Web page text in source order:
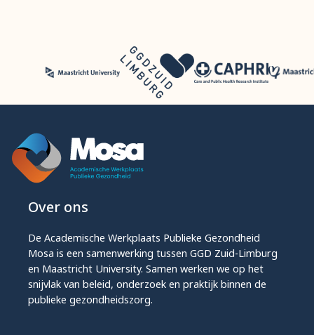
Over ons
De Academische Werkplaats Publieke Gezondheid
Mosa is een samenwerking tussen GGD Zuid-Limburg
en Maastricht University. Samen werken we op het
snijvlak van beleid, onderzoek en praktijk binnen de
publieke gezondheidszorg.